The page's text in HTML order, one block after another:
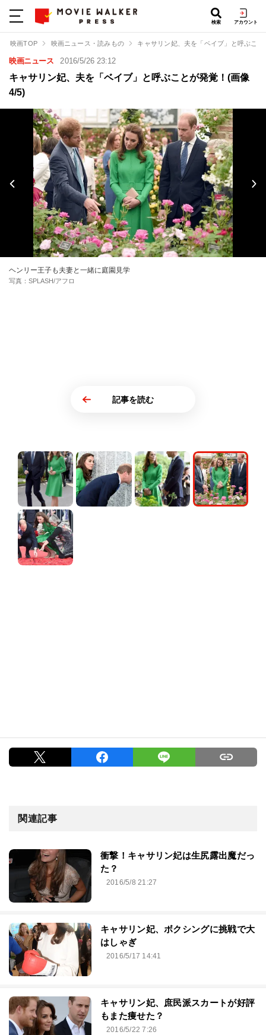
検索 アカウント
映画TOP 映画ニュース・読みもの キャサリン妃、夫を「ベイブ」と呼ぶこと
映画ニュース 2016/5/26 23:12
キャサリン妃、夫を「ベイブ」と呼ぶことが発覚！(画像
4/5)
ヘンリー王子も夫妻と一緒に庭園見学
写真：SPLASH/アフロ
記事を読む
関連記事
衝撃！キャサリン妃は生尻露出魔だっ
た？
2016/5/8 21:27
キャサリン妃、ボクシングに挑戦で大
はしゃぎ
2016/5/17 14:41
キャサリン妃、庶民派スカートが好評
もまた痩せた？
2016/5/22 7:26